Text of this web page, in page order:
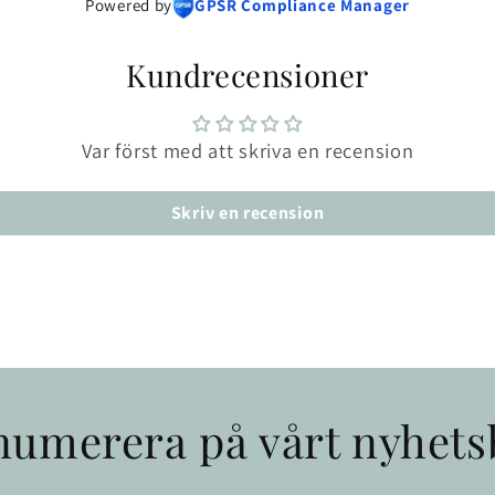
Powered by GPSR Compliance Manager
Kundrecensioner
Var först med att skriva en recension
Skriv en recension
på vårt